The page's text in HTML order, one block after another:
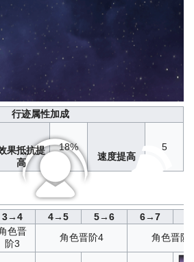
行迹属性加成
果抵抗提
高
18%
速度提高
5
3→4 4→5 5→6 6→7
色晋
阶3
角色晋阶4 角色晋阶